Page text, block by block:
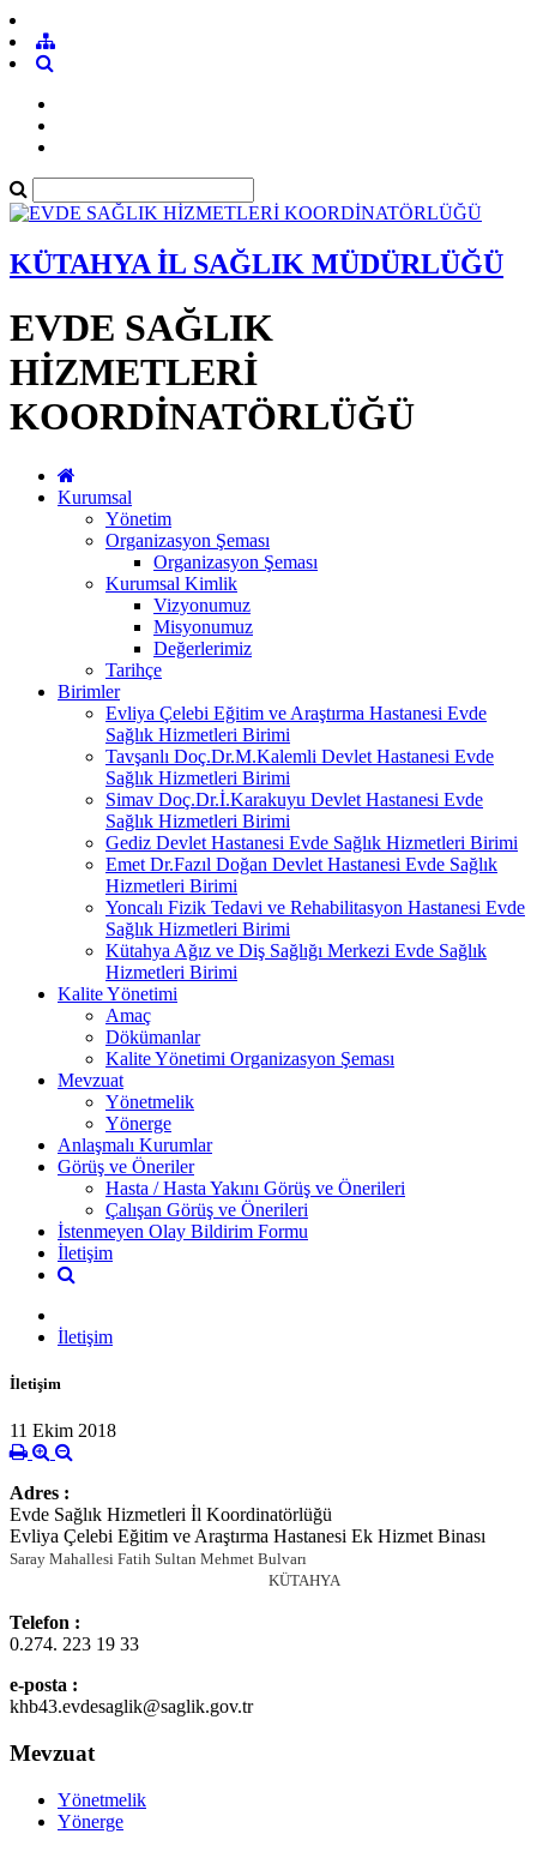
KÜTAHYA İL SAĞLIK MÜDÜRLÜĞÜ
EVDE SAĞLIK
HİZMETLERİ
KOORDİNATÖRLÜĞÜ
Kurumsal
Yönetim
Organizasyon Şeması
Organizasyon Şeması
Kurumsal Kimlik
Vizyonumuz
Misyonumuz
Değerlerimiz
Tarihçe
Birimler
Evliya Çelebi Eğitim ve Araştırma Hastanesi Evde
Sağlık Hizmetleri Birimi
Tavşanlı Doç.Dr.M.Kalemli Devlet Hastanesi Evde
Sağlık Hizmetleri Birimi
Simav Doç.Dr.İ.Karakuyu Devlet Hastanesi Evde
Sağlık Hizmetleri Birimi
Gediz Devlet Hastanesi Evde Sağlık Hizmetleri Birimi
Emet Dr.Fazıl Doğan Devlet Hastanesi Evde Sağlık
Hizmetleri Birimi
Yoncalı Fizik Tedavi ve Rehabilitasyon Hastanesi Evde
Sağlık Hizmetleri Birimi
Kütahya Ağız ve Diş Sağlığı Merkezi Evde Sağlık
Hizmetleri Birimi
Kalite Yönetimi
Amaç
Dökümanlar
Kalite Yönetimi Organizasyon Şeması
Mevzuat
Yönetmelik
Yönerge
Anlaşmalı Kurumlar
Görüş ve Öneriler
Hasta / Hasta Yakını Görüş ve Önerileri
Çalışan Görüş ve Önerileri
İstenmeyen Olay Bildirim Formu
İletişim
İletişim
İletişim
11 Ekim 2018
Adres :
Evde Sağlık Hizmetleri İl Koordinatörlüğü
Evliya Çelebi Eğitim ve Araştırma Hastanesi Ek Hizmet Binası
Saray Mahallesi Fatih Sultan Mehmet Bulvarı
KÜTAHYA
Telefon :
0.274. 223 19 33
e-posta :
khb43.evdesaglik@saglik.gov.tr
Mevzuat
Yönetmelik
Yönerge